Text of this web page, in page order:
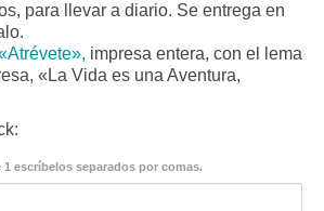
para llevar a diario. Se entrega en
impresa entera, con el lema
«La Vida es una Aventura,
1 escríbelos separados por comas.